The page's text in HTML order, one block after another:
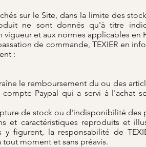
sur le Site, dans la limite des
ne sont donnés qu'à titre
et aux normes applicables en
de commande, TEXIER en
:
le remboursement du ou des
Paypal qui a servi à l'achat
de stock ou d'indisponibilité des
et caractéristiques reproduits et
figurent, la responsabilité de
moment et sans préavis.